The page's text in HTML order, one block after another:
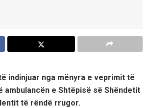
indinjuar nga mënyra e veprimit të
ambulancën e Shtëpisë së Shëndetit
të rëndë rrugor.